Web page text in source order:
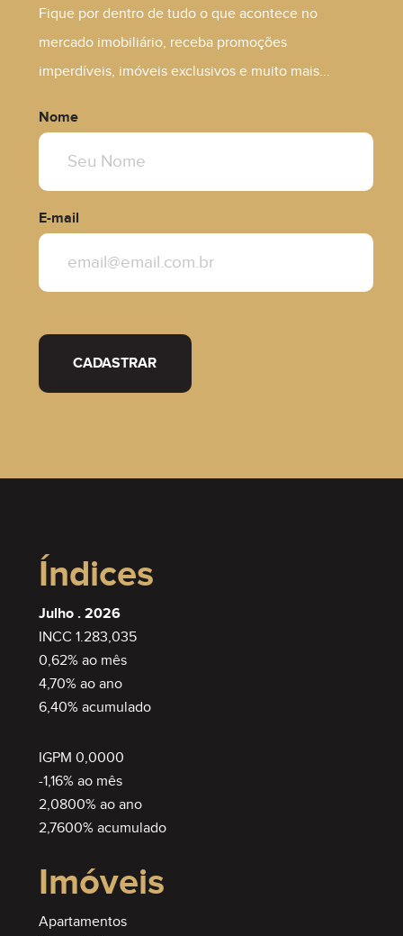
R$ 450.000,00
Fique por dentro de tudo o que acontece no
mercado imobiliário, receba promoções
imperdíveis, imóveis exclusivos e muito mais...
Nome
E-mail
CADASTRAR
Índices
Julho . 2026
INCC 1.283,035
0,62% ao mês
4,70% ao ano
6,40% acumulado
IGPM 0,0000
-1,16% ao mês
2,0800% ao ano
2,7600% acumulado
Imóveis
Apartamentos